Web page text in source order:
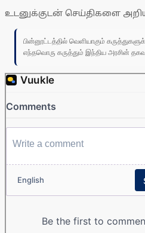
உடனுக்குடன் செய்திகளை
பின்னூட்டத்தில் வெளியாகும்
எந்தவொரு கருத்தும் இந்திய அரசின்